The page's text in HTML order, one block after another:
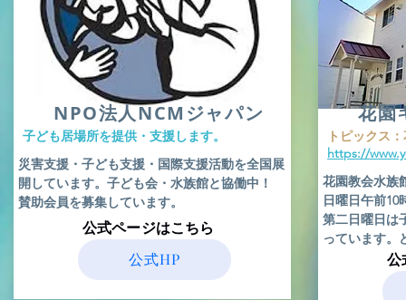
​NPO法人NCMジャパン
​子ども居場所を提供・支援します。
​災害支援・子ども支援・国際支援活動を全国展
開しています。子ども会・水族館と協働中！
賛助会員を募集しています。
​公式ページはこちら
公式HP
花園
トピックス
https://
花園教会水族
日曜日午前
第二日曜日は
っています。
公